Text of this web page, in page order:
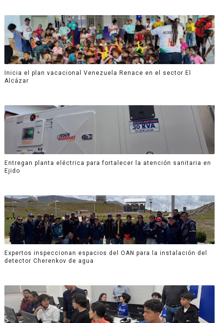
Inicia el plan vacacional Venezuela Renace en el sector El
Alcázar
Entregan planta eléctrica para fortalecer la atención sanitaria en
Ejido
Expertos inspeccionan espacios del OAN para la instalación del
detector Cherenkov de agua